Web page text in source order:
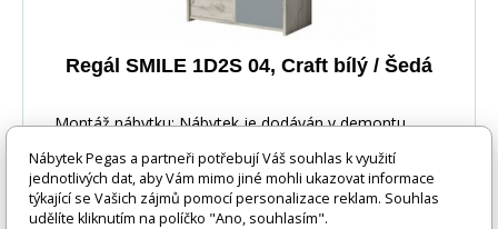
Regál SMILE 1D2S 04, Craft bílý / Šedá
Montáž nábytku: Nábytek je dodáván v demontu.
Součástí nábytku je montážní plánek včetně všech p
Nábytek Pegas a partneři potřebují Váš souhlas k využití
jednotlivých dat, aby Vám mimo jiné mohli ukazovat informace
týkající se Vašich zájmů pomocí personalizace reklam. Souhlas
udělíte kliknutím na políčko "Ano, souhlasím".